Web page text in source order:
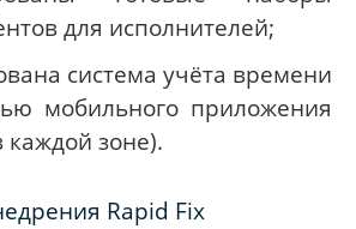
для исполнителей;
система учёта времени
мобильного приложения
каждой зоне).
Rapid Fix